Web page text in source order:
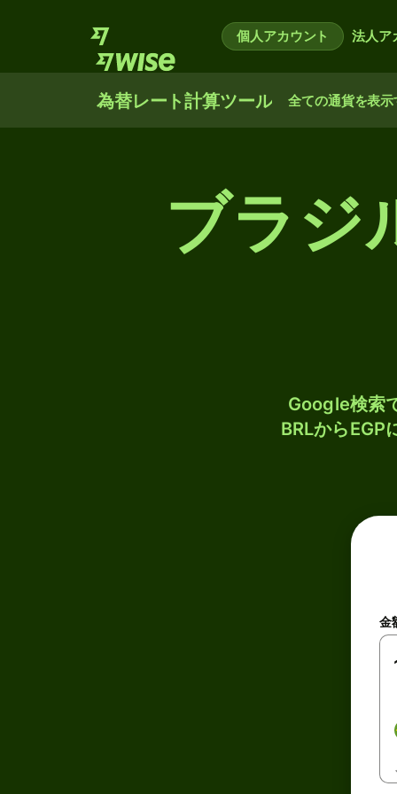
個人アカウント 法人ア
為替レート計算ツール 全ての通貨を表示
ブラジ
Google検索
BRLからEGP
金